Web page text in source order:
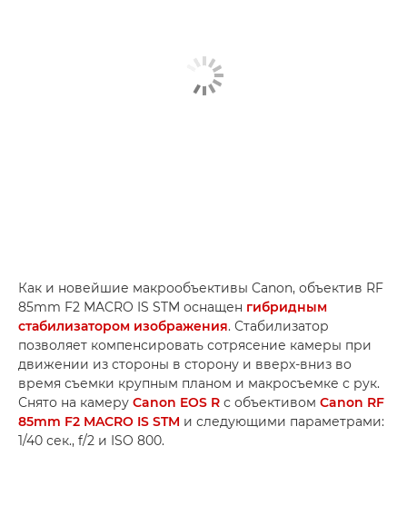
Как и новейшие макрообъективы Canon, объектив RF
85mm F2 MACRO IS STM оснащен гибридным
стабилизатором изображения. Стабилизатор
позволяет компенсировать сотрясение камеры при
движении из стороны в сторону и вверх-вниз во
время съемки крупным планом и макросъемке с рук.
Снято на камеру Canon EOS R с объективом Canon RF
85mm F2 MACRO IS STM и следующими параметрами:
1/40 сек., f/2 и ISO 800.